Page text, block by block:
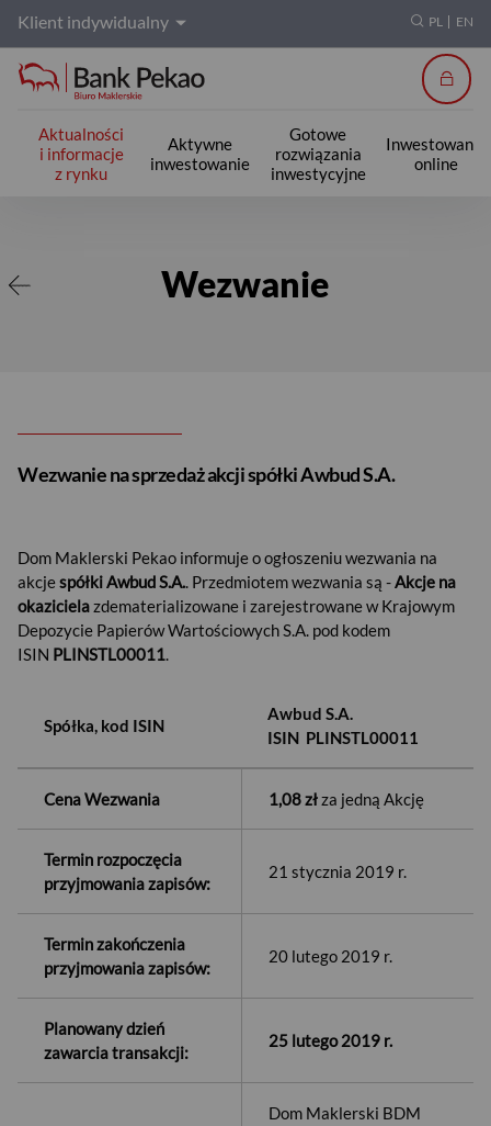
Klient indywidualny PL EN
Aktualności
i informacje
z rynku
Aktywne
inwestowanie
Gotowe
rozwiązania
inwestycyjne
Inwestowanie
online
Wezwanie
Wezwanie na sprzedaż akcji spółki Awbud S.A.
Dom Maklerski Pekao informuje o ogłoszeniu wezwania na
akcjespółki Awbud S.A.. Przedmiotem wezwania są -Akcje na
okazicielazdematerializowane i zarejestrowane w Krajowym
Depozycie Papierów Wartościowych S.A. pod kodem
ISIN PLINSTL00011.
Spółka, kod ISIN
Awbud S.A.
ISIN PLINSTL00011
Cena Wezwania 1,08 złza jedną Akcję
Termin rozpoczęcia
przyjmowania zapisów:
21 stycznia 2019 r.
Termin zakończenia
przyjmowania zapisów:
20 lutego 2019 r.
Planowany dzień
zawarcia transakcji:
25 lutego 2019 r.
Dom Maklerski BDM